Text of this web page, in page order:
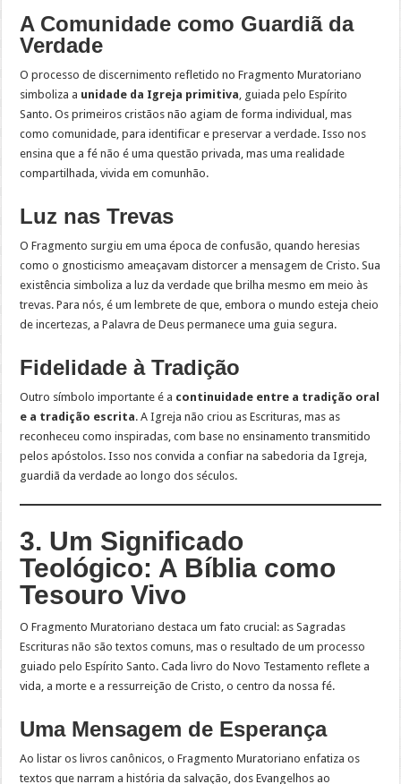
A Comunidade como Guardiã da
Verdade
O processo de discernimento refletido no Fragmento Muratoriano
simboliza a unidade da Igreja primitiva, guiada pelo Espírito
Santo. Os primeiros cristãos não agiam de forma individual, mas
como comunidade, para identificar e preservar a verdade. Isso nos
ensina que a fé não é uma questão privada, mas uma realidade
compartilhada, vivida em comunhão.
Luz nas Trevas
O Fragmento surgiu em uma época de confusão, quando heresias
como o gnosticismo ameaçavam distorcer a mensagem de Cristo. Sua
existência simboliza a luz da verdade que brilha mesmo em meio às
trevas. Para nós, é um lembrete de que, embora o mundo esteja cheio
de incertezas, a Palavra de Deus permanece uma guia segura.
Fidelidade à Tradição
Outro símbolo importante é a continuidade entre a tradição oral
e a tradição escrita. A Igreja não criou as Escrituras, mas as
reconheceu como inspiradas, com base no ensinamento transmitido
pelos apóstolos. Isso nos convida a confiar na sabedoria da Igreja,
guardiã da verdade ao longo dos séculos.
3. Um Significado
Teológico: A Bíblia como
Tesouro Vivo
O Fragmento Muratoriano destaca um fato crucial: as Sagradas
Escrituras não são textos comuns, mas o resultado de um processo
guiado pelo Espírito Santo. Cada livro do Novo Testamento reflete a
vida, a morte e a ressurreição de Cristo, o centro da nossa fé.
Uma Mensagem de Esperança
Ao listar os livros canônicos, o Fragmento Muratoriano enfatiza os
textos que narram a história da salvação, dos Evangelhos ao